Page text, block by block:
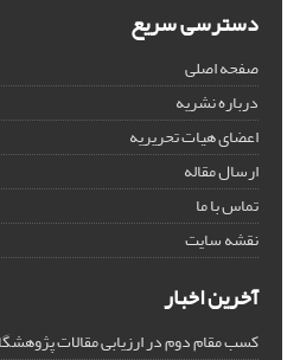
دسترسی سریع
صفحه اصلی
درباره نشریه
اعضای هیات تحریریه
ارسال مقاله
تماس با ما
نقشه سایت
آخرین اخبار
کسب مقام دوم در ارزیابی مقالات